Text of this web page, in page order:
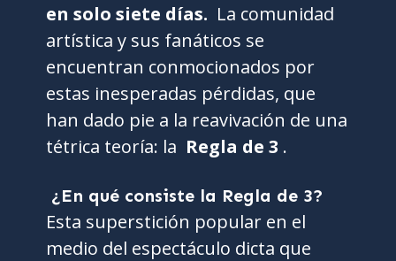
en solo siete días. La comunidad
artística y sus fanáticos se
encuentran conmocionados por
estas inesperadas pérdidas, que
han dado pie a la reavivación de una
tétrica teoría: la Regla de 3 .
¿En qué consiste la Regla de 3?
Esta superstición popular en el
medio del espectáculo dicta que